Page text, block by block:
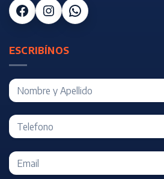
Facebook
Instagram
WhatsApp
ESCRIBÍNOS